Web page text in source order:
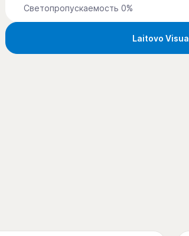
Светопропускаемость 0%
Laitovo